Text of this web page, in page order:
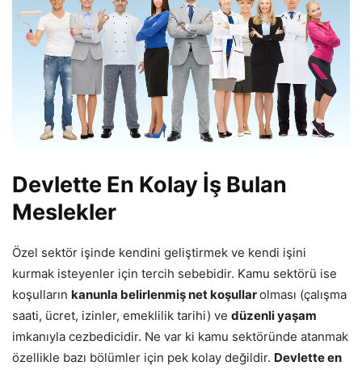
Devlette En Kolay İş Bulan
Meslekler
Özel sektör işinde kendini geliştirmek ve kendi işini
kurmak isteyenler için tercih sebebidir. Kamu sektörü ise
koşulların kanunla belirlenmiş net koşullarolması (çalışma
saati, ücret, izinler, emeklilik tarihi) ve düzenli yaşam
imkanıyla cezbedicidir. Ne var ki kamu sektöründe atanmak
özellikle bazı bölümler için pek kolay değildir. Devlette en